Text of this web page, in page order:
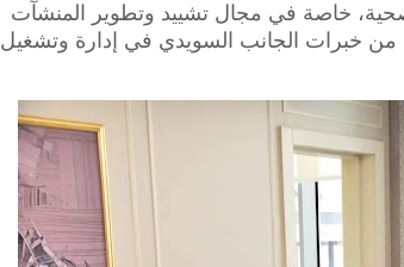
خاصة في مجال تشييد وتطوير المنشآت
من خبرات الجانب السويدي في إدارة وتشغيل